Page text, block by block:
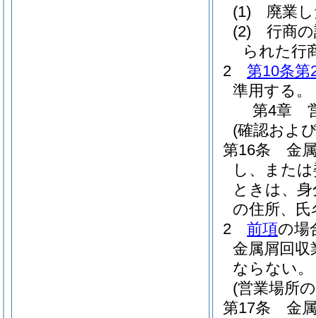
(1)
廃業
(2)
行商
られた行
2
第10条第
準用する。
第4章
(確認およ
第16条
金
し、また
ときは、
の住所、
2
前項の場
金属屑回
ならない。
(営業場所
第17条
金